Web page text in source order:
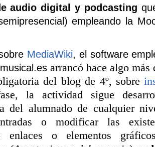
audio digital y podcasting
empleando la
MediaWiki, el software
arrancó hace algo más
del blog de 4º, sobre
la actividad sigue
del alumnado de cualquier
o modificar las
enlaces o elementos